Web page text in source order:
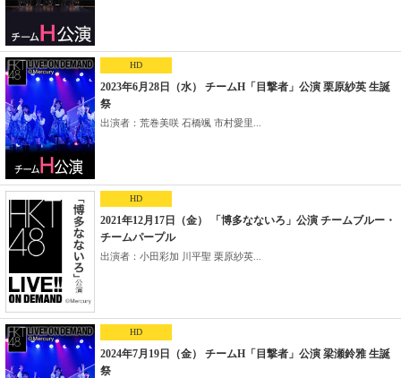
HD
2023年6月28日（水） チームH「目撃者」公演 栗原紗英 生誕
祭
出演者：荒巻美咲 石橋颯 市村愛里...
HD
2021年12月17日（金） 「博多なないろ」公演 チームブルー・
チームパープル
出演者：小田彩加 川平聖 栗原紗英...
HD
2024年7月19日（金） チームH「目撃者」公演 梁瀬鈴雅 生誕
祭